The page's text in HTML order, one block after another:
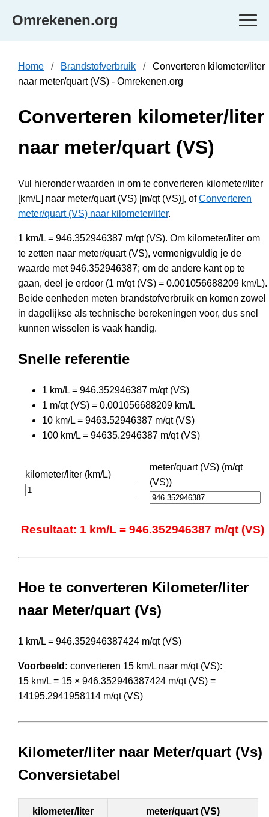
Omrekenen.org
Home Brandstofverbruik
Converteren kilometer/liter
naar meter/quart (VS) - Omrekenen.org
Converteren kilometer/liter
naar meter/quart (VS)
Vul hieronder waarden in om te converteren kilometer/liter
[km/L] naar meter/quart (VS) [m/qt (VS)], ofConverteren
meter/quart (VS) naar kilometer/liter.
1 km/L = 946.352946387 m/qt (VS). Om kilometer/liter om
te zetten naar meter/quart (VS), vermenigvuldig je de
waarde met 946.352946387; om de andere kant op te
gaan, deel je erdoor (1 m/qt (VS) = 0.001056688209 km/L).
Beide eenheden meten brandstofverbruik en komen zowel
in dagelijkse als technische berekeningen voor, dus snel
kunnen wisselen is vaak handig.
Snelle referentie
1 km/L = 946.352946387 m/qt (VS)
1 m/qt (VS) = 0.001056688209 km/L
10 km/L = 9463.52946387 m/qt (VS)
100 km/L = 94635.2946387 m/qt (VS)
kilometer/liter (km/L)
meter/quart (VS) (m/qt
(VS))
Resultaat: 1 km/L = 946.352946387 m/qt (VS)
Hoe te converteren Kilometer/liter
naar Meter/quart (Vs)
1 km/L = 946.352946387424 m/qt (VS)
Voorbeeld: converteren 15 km/L naar m/qt (VS):
15 km/L = 15 × 946.352946387424 m/qt (VS) =
14195.2941958114 m/qt (VS)
Kilometer/liter naar Meter/quart (Vs)
Conversietabel
kilometer/liter meter/quart (VS)